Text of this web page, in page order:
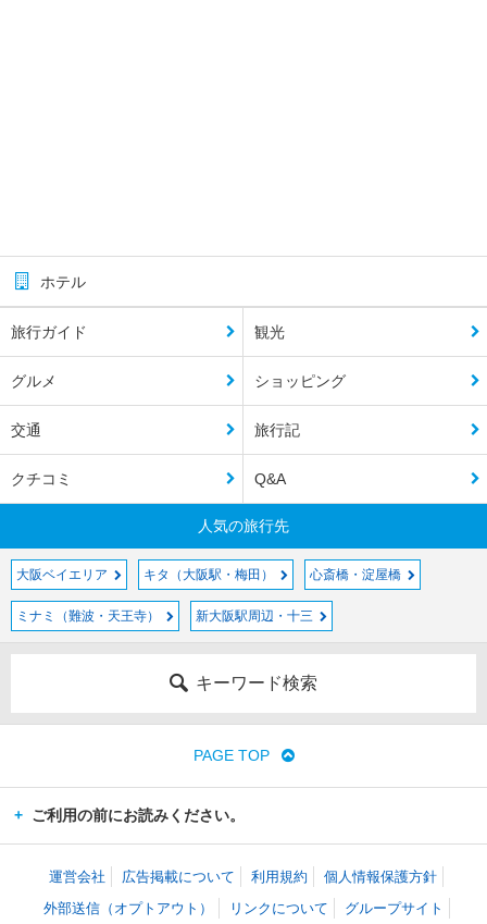
ホテル
旅行ガイド 観光
グルメ ショッピング
交通 旅行記
クチコミ Q&A
人気の旅行先
大阪ベイエリア キタ（大阪駅・梅田） 心斎橋・淀屋橋
ミナミ（難波・天王寺） 新大阪駅周辺・十三
キーワード検索
PAGE TOP
ご利用の前にお読みください。
運営会社 広告掲載について 利用規約
個人情報保護方針
外部送信（オプトアウト）
リンクについて グループサイト